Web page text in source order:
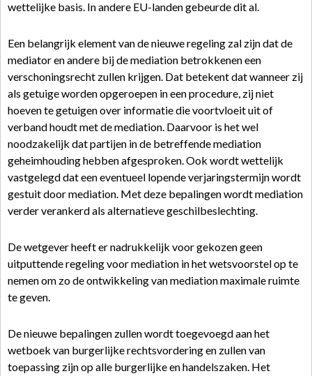
wettelijke basis. In andere EU-landen gebeurde dit al.
Een belangrijk element van de nieuwe regeling zal zijn dat de
mediator en andere bij de mediation betrokkenen een
verschoningsrecht zullen krijgen. Dat betekent dat wanneer zij
als getuige worden opgeroepen in een procedure, zij niet
hoeven te getuigen over informatie die voortvloeit uit of
verband houdt met de mediation. Daarvoor is het wel
noodzakelijk dat partijen in de betreffende mediation
geheimhouding hebben afgesproken. Ook wordt wettelijk
vastgelegd dat een eventueel lopende verjaringstermijn wordt
gestuit door mediation. Met deze bepalingen wordt mediation
verder verankerd als alternatieve geschilbeslechting.
De wetgever heeft er nadrukkelijk voor gekozen geen
uitputtende regeling voor mediation in het wetsvoorstel op te
nemen om zo de ontwikkeling van mediation maximale ruimte
te geven.
De nieuwe bepalingen zullen wordt toegevoegd aan het
wetboek van burgerlijke rechtsvordering en zullen van
toepassing zijn op alle burgerlijke en handelszaken. Het